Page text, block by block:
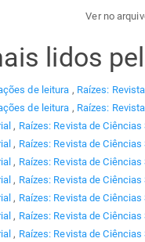
Ver no
lidos
de leitura , Raízes:
de leitura , Raízes:
, Raízes: Revista de
, Raízes: Revista de
, Raízes: Revista de
, Raízes: Revista de
, Raízes: Revista de
, Raízes: Revista de
, Raízes: Revista de